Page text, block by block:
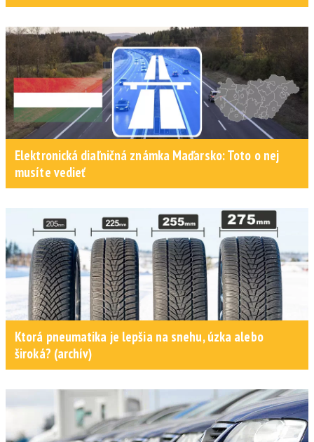
Elektronická diaľničná známka Maďarsko: Toto o nej
musíte vedieť
Ktorá pneumatika je lepšia na snehu, úzka alebo
široká? (archív)